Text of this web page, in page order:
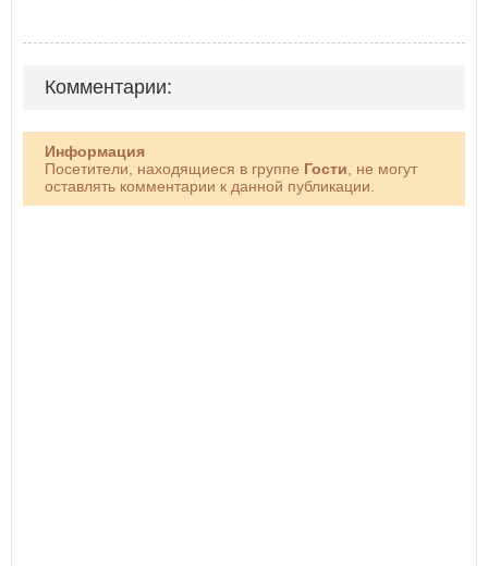
Комментарии:
Информация
Посетители, находящиеся в группе Гости , не могут
оставлять комментарии к данной публикации.